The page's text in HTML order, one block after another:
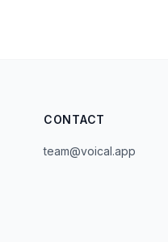
CONTACT
team@voical.app